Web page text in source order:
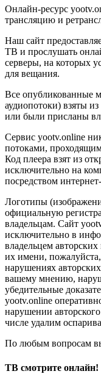
Онлайн-ресурс
трансляцию и
Наш сайт
ТВ и прослушать
серверы, на которых
для вещания.
Все опубликованные
аудиопотоки) взяты
или были присланы
Сервис yootv.online
потоками,
Код плеера взят из
исключительно на
посредством
Логотипы
официальную
владельцам. Сайт
исключительно в
владельцем
их имени,
нарушениях
вашему мнению,
убедительные
yootv.online
нарушении
числе удалим
По любым вопросам
ТВ смотрите онлайн!